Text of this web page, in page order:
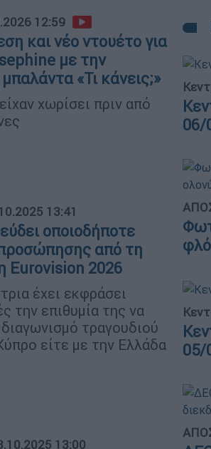
12:59
και νέο ντουέτο για
με την
«Τι κάνεις;»
χωρίσει πριν από
13:41
οποιοδήποτε
από τη
Eurovision 2026
έχει εκφράσει
την επιθυμία της να
τραγουδιού
είτε με την Ελλάδα
13:00
06/
05/